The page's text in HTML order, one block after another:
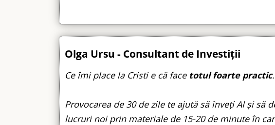
Olga Ursu - Consultant de Investiții
Ce îmi place la Cristi e că face totul foarte practic.
Provocarea de 30 de zile te ajută să înveți AI și să
lucruri noi prin materiale de 15-20 de minute în